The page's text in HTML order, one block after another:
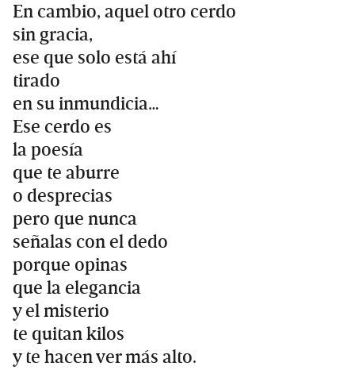
En cambio, aquel otro cerdo
sin gracia,
ese que solo está ahí
tirado
en su inmundicia…
Ese cerdo es
la poesía
que te aburre
o desprecias
pero que nunca
señalas con el dedo
porque opinas
que la elegancia
y el misterio
te quitan kilos
y te hacen ver más alto.